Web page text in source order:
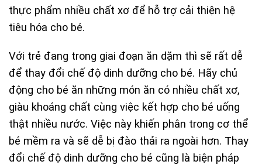
thực phẩm nhiều chất xơ để hỗ trợ cải thiện hệ
tiêu hóa cho bé.
Với trẻ đang trong giai đoạn ăn dặm thì sẽ rất dễ
để thay đổi chế độ dinh dưỡng cho bé. Hãy chủ
động cho bé ăn những món ăn có nhiều chất xơ,
giàu khoáng chất cùng việc kết hợp cho bé uống
thật nhiều nước. Việc này khiến phân trong cơ thể
bé mềm ra và sẽ dễ bị đào thải ra ngoài hơn. Thay
đổi chế độ dinh dưỡng cho bé cũng là biện pháp